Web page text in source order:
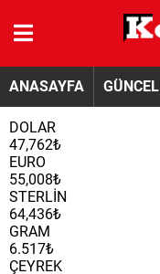
ANASAYFA GÜNCEL
DOLAR
47,762₺
EURO
55,008₺
STERLİN
64,436₺
GRAM
6.517₺
ÇEYREK